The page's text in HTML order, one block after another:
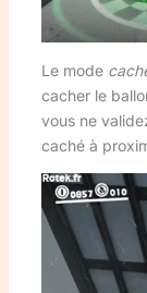
Le mode
cacher le
vous ne
caché à